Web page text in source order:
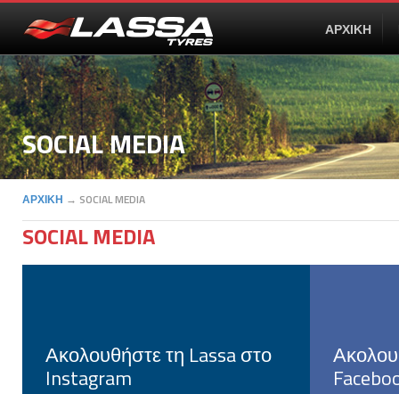
ΑΡΧΙΚΗ
SOCIAL MEDIA
ΑΡΧΙΚΗ → SOCIAL MEDIA
SOCIAL MEDIA
Ακολουθήστε τη Lassa στο
Instagram